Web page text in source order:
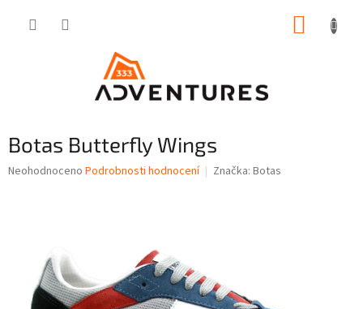
Botas Butterfly Wings
Průměrné
hvězdiček.
Neohodnoceno Podrobnosti hodnocení Značka: Botas